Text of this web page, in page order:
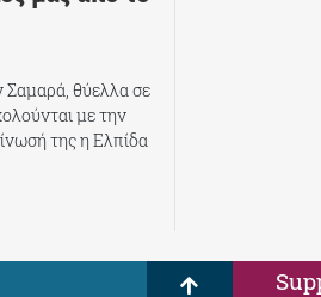
Σαμαρά, θύελλα σε
με την
της η Ελπίδα